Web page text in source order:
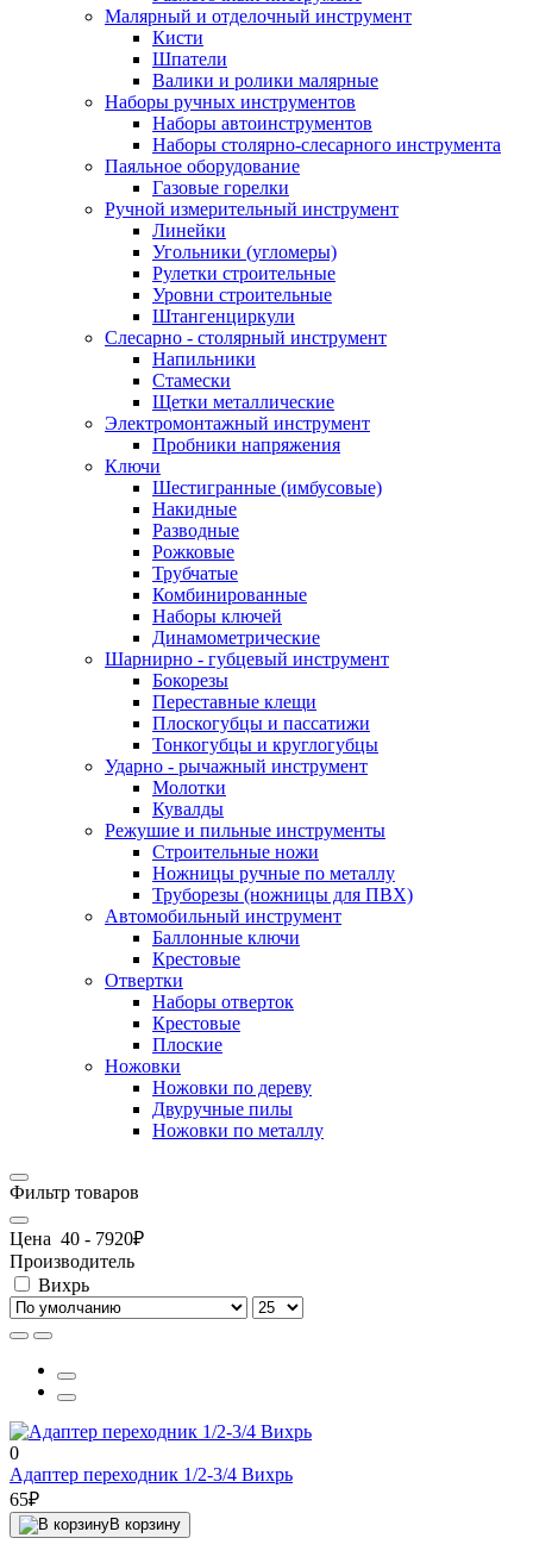
Малярный и отделочный инструмент
Кисти
Шпатели
Валики и ролики малярные
Наборы ручных инструментов
Наборы автоинструментов
Наборы столярно-слесарного инструмента
Паяльное оборудование
Газовые горелки
Ручной измерительный инструмент
Линейки
Угольники (угломеры)
Рулетки строительные
Уровни строительные
Штангенциркули
Слесарно - столярный инструмент
Напильники
Стамески
Щетки металлические
Электромонтажный инструмент
Пробники напряжения
Ключи
Шестигранные (имбусовые)
Накидные
Разводные
Рожковые
Трубчатые
Комбинированные
Наборы ключей
Динамометрические
Шарнирно - губцевый инструмент
Бокорезы
Переставные клещи
Плоскогубцы и пассатижи
Тонкогубцы и круглогубцы
Ударно - рычажный инструмент
Молотки
Кувалды
Режушие и пильные инструменты
Строительные ножи
Ножницы ручные по металлу
Труборезы (ножницы для ПВХ)
Автомобильный инструмент
Баллонные ключи
Крестовые
Отвертки
Наборы отверток
Крестовые
Плоские
Ножовки
Ножовки по дереву
Двуручные пилы
Ножовки по металлу
Фильтр товаров
Цена 40 - 7920₽
Производитель
Вихрь
0
Адаптер переходник 1/2-3/4 Вихрь
65₽
В корзину